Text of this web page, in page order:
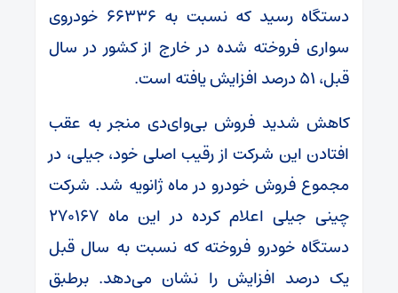
دستگاه رسید که نسبت به ۶۶۳۳۶ خودروی
سواری فروخته شده در خارج از کشور در سال
قبل، ۵۱ درصد افزایش یافته است.
کاهش شدید فروش بی‌وای‌دی منجر به عقب
افتادن این شرکت از رقیب اصلی خود، جیلی، در
مجموع فروش خودرو در ماه ژانویه شد. شرکت
چینی جیلی اعلام کرده در این ماه 270167
دستگاه خودرو فروخته که نسبت به سال قبل
یک درصد افزایش را نشان می‌دهد. برطبق